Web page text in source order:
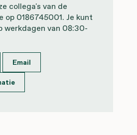
collega's van de
op 0186745001. Je kunt
werkdagen van 08:30-
Email